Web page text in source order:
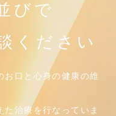
びで
ください
お口と心身の健康の維
治療を行なっていま